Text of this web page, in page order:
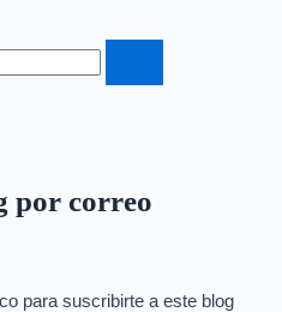
por correo
para suscribirte a este blog